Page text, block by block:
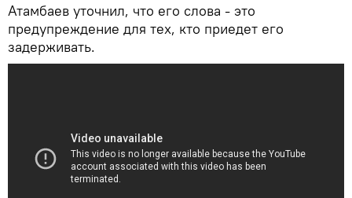
Атамбаев уточнил, что его слова - это
предупреждение для тех, кто приедет его
задерживать.